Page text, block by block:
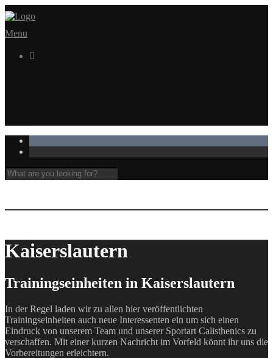
Menu

Kaiserslautern
Trainingseinheiten in Kaiserslautern
In der Regel laden wir zu allen hier veröffentlichten
Trainingseinheiten auch neue Interessenten ein um sich einen
Eindruck von unserem Team und unserer Sportart Calisthenics zu
verschaffen. Mit einer kurzen Nachricht im Vorfeld könnt ihr uns die
Vorbereitungen erleichtern.